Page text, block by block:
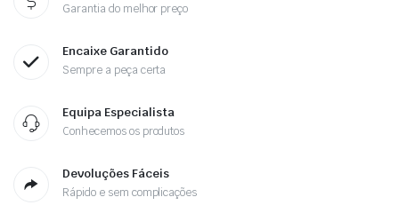
Garantia do melhor preço
Encaixe Garantido
Sempre a peça certa
Equipa Especialista
Conhecemos os produtos
Devoluções Fáceis
Rápido e sem complicações